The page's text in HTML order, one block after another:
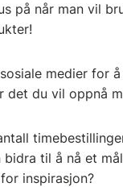
på når man vil
medier for
det du vil oppnå
til å nå et
inspirasjon?